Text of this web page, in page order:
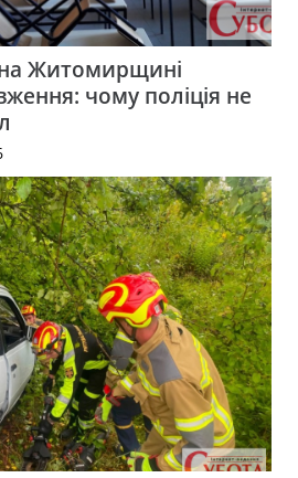
на Житомирщині
чому поліція не